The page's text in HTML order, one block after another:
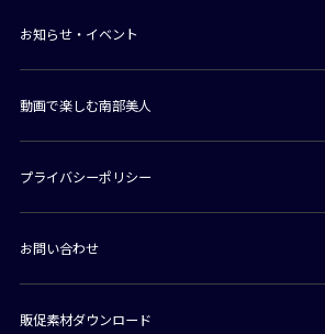
お知らせ・イベント
動画で楽しむ南部美人
プライバシーポリシー
お問い合わせ
販促素材ダウンロード